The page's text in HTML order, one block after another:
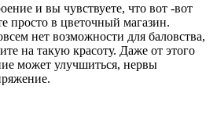
и вы чувствуете, что вот -вот
просто в цветочный магазин.
нет возможности для баловства,
на такую красоту. Даже от этого
может улучшиться, нервы